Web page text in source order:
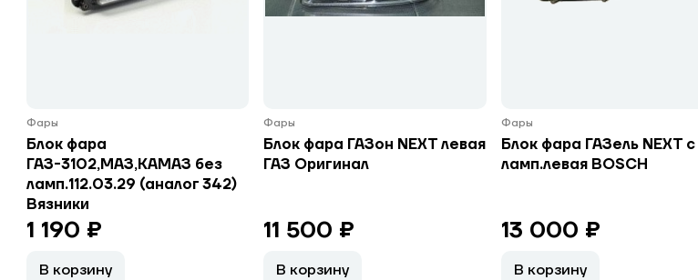
Фары
Блок фара
ГАЗ-3102,МАЗ,КАМАЗ без
ламп.112.03.29 (аналог 342)
Вязники
1 190 ₽
В корзину
Фары
Блок фара ГАЗон NEXT левая
ГАЗ Оригинал
11 500 ₽
В корзину
Фары
Блок фара ГАЗель NEXT с
ламп.левая BOSCH
13 000 ₽
В корзину